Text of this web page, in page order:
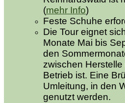
(mehr Info)
Feste Schuhe
Die Tour eignet
Monate Mai bis
den
zwischen
Betrieb ist. Eine
Umleitung, in den
genutzt werden.